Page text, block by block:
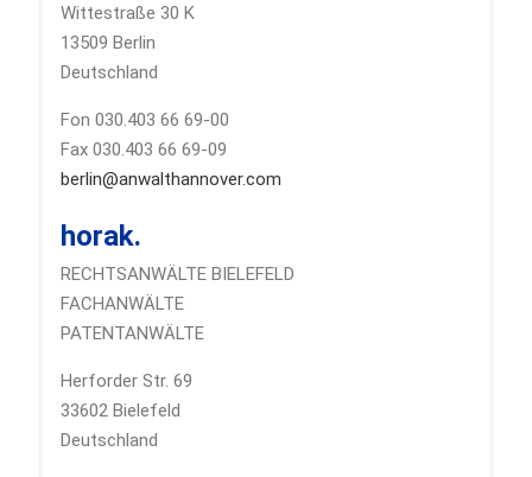
Wittestraße 30 K
13509 Berlin
Deutschland
Fon 030.403 66 69-00
Fax 030.403 66 69-09
berlin@anwalthannover.com
horak.
RECHTSANWÄLTE BIELEFELD
FACHANWÄLTE
PATENTANWÄLTE
Herforder Str. 69
33602 Bielefeld
Deutschland